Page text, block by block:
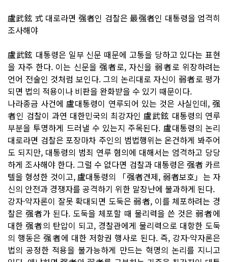
盧武鉉 式 대로라면 强者인 검찰은 最强者인 대통령을 엄격히
조사해야
盧武鉉 대통령은 일부 신문 때문에 고통을 당하고 있다는 표현
을 자주 한다. 이는 신문을 强者로, 자신을 弱者로 위장하려는
언어 전술인 것처럼 보인다. 그의 논리대로 자신이 弱者로 평가
되면 법의 적용이나 비판을 완화받을 수 있기 때문이다.
나라종금 사건에 盧대통령이 연루되어 있는 것은 사실인데, 强
者인 검찰이 과연 대한민국의 최강자인 盧武鉉 대통령의 연루
부분을 투명하게 드러낼 수 있는지 주목된다. 盧대통령의 논리
대로라면 검찰은 포장마차 주인의 범법행위는 온건하게 봐주어
도 되지만, 대통령의 범죄 연루 혐의에 대해서는 엄격하고 당당
하게 조사해야 한다. 그럴 수 없다면 검찰과 대통령은 强者 카르
텔을 형성한 것이고, 盧대통령의 「强者견제, 弱者보호」는 자
신의 안전과 경쟁자를 공격하기 위한 말장난에 불과하게 된다.
강자·약자론이 잘못 확대되면 도둑은 弱者, 이를 체포하려는 경
찰은 强者가 된다. 도둑을 체포할 때 물리력을 쓴 것은 弱者에
대한 强者의 탄압이 되고, 경찰관에게 물리력으로 대항한 도둑
의 행동은 强者에 대한 저항권 행사로 된다. 즉, 강자·약자론은
법의 공정한 적용을 불가능하게 만드는 혁명의 논리를 지니고